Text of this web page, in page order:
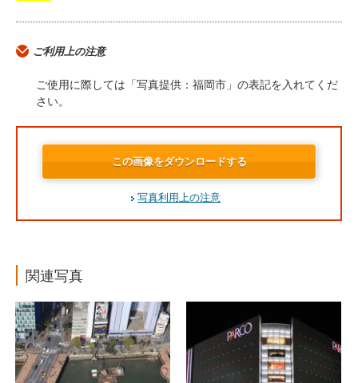
ご利用上の注意
ご使用に際しては「写真提供：福岡市」の表記を入れてくだ
さい。
この画像をダウンロードする
写真利用上の注意
関連写真